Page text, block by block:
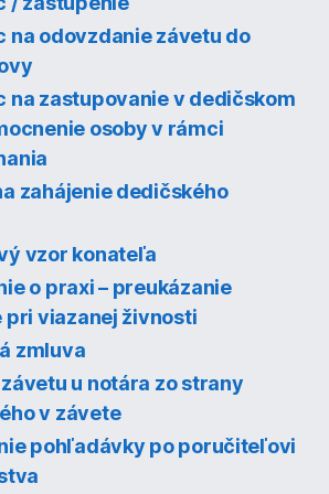
na odovzdanie závetu do
na zastupovanie v dedičskom
osoby v rámci
zahájenie dedičského
vzor konateľa
o praxi – preukázanie
pri viazanej živnosti
zmluva
závetu u notára zo strany
v závete
pohľadávky po poručiteľovi